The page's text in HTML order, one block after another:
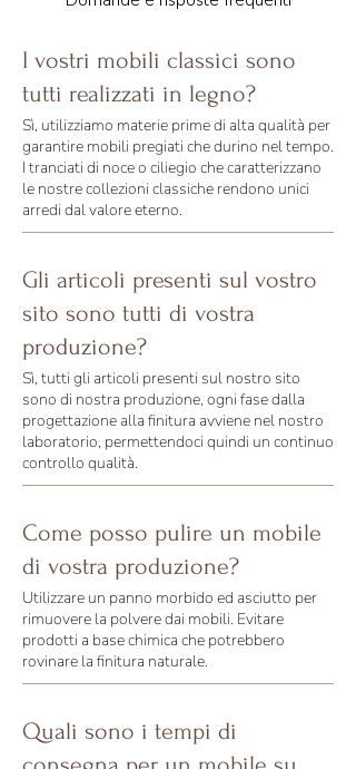
I vostri mobili classici sono
tutti realizzati in legno?
Sì, utilizziamo materie prime di alta qualità per
garantire mobili pregiati che durino nel tempo.
I tranciati di noce o ciliegio che caratterizzano
le nostre collezioni classiche rendono unici
arredi dal valore eterno.
Gli articoli presenti sul vostro
sito sono tutti di vostra
produzione?
Sì, tutti gli articoli presenti sul nostro sito
sono di nostra produzione, ogni fase dalla
progettazione alla finitura avviene nel nostro
laboratorio, permettendoci quindi un continuo
controllo qualità.
Come posso pulire un mobile
di vostra produzione?
Utilizzare un panno morbido ed asciutto per
rimuovere la polvere dai mobili. Evitare
prodotti a base chimica che potrebbero
rovinare la finitura naturale.
Quali sono i tempi di